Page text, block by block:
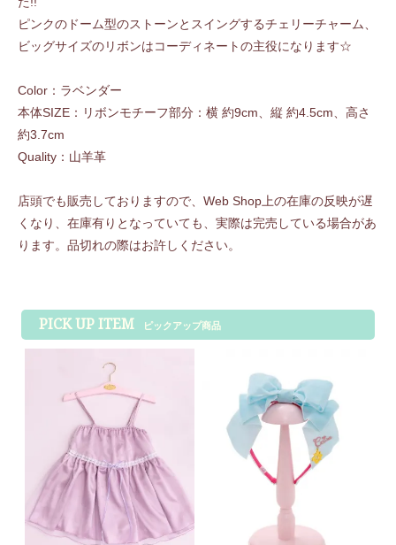
ピンクのドーム型のストーンとスイングするチェリーチャーム、
ビッグサイズのリボンはコーディネートの主役になります☆
Color：ラベンダー
本体SIZE：リボンモチーフ部分：横 約9cm、縦 約4.5cm、高さ
約3.7cm
Quality：山羊革
店頭でも販売しておりますので、Web Shop上の在庫の反映が遅
くなり、在庫有りとなっていても、実際は完売している場合があ
ります。品切れの際はお許しください。
PICK UP ITEM ピックアップ商品